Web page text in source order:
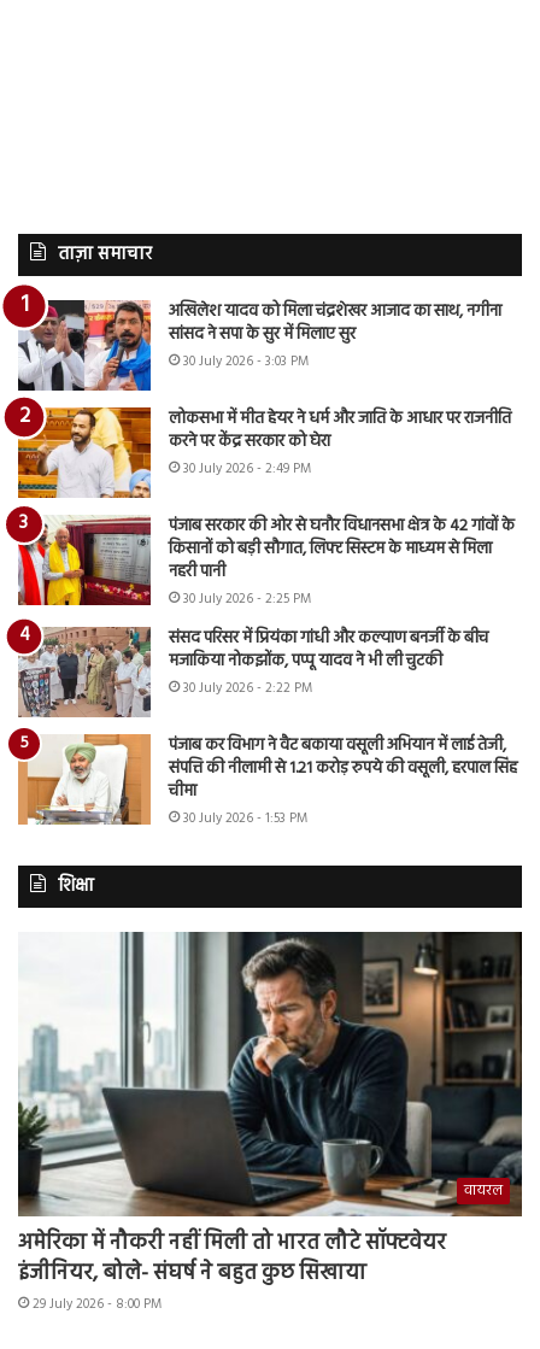
ताज़ा समाचार
अखिलेश यादव को मिला चंद्रशेखर आजाद का साथ, नगीना
सांसद ने सपा के सुर में मिलाए सुर
30 July 2026 - 3:03 PM
लोकसभा में मीत हेयर ने धर्म और जाति के आधार पर राजनीति
करने पर केंद्र सरकार को घेरा
30 July 2026 - 2:49 PM
पंजाब सरकार की ओर से घनौर विधानसभा क्षेत्र के 42 गांवों के
किसानों को बड़ी सौगात, लिफ्ट सिस्टम के माध्यम से मिला
नहरी पानी
30 July 2026 - 2:25 PM
संसद परिसर में प्रियंका गांधी और कल्याण बनर्जी के बीच
मजाकिया नोकझोंक, पप्पू यादव ने भी ली चुटकी
30 July 2026 - 2:22 PM
पंजाब कर विभाग ने वैट बकाया वसूली अभियान में लाई तेजी,
संपत्ति की नीलामी से 1.21 करोड़ रुपये की वसूली, हरपाल सिंह
चीमा
30 July 2026 - 1:53 PM
शिक्षा
वायरल
अमेरिका में नौकरी नहीं मिली तो भारत लौटे सॉफ्टवेयर
इंजीनियर, बोले- संघर्ष ने बहुत कुछ सिखाया
29 July 2026 - 8:00 PM